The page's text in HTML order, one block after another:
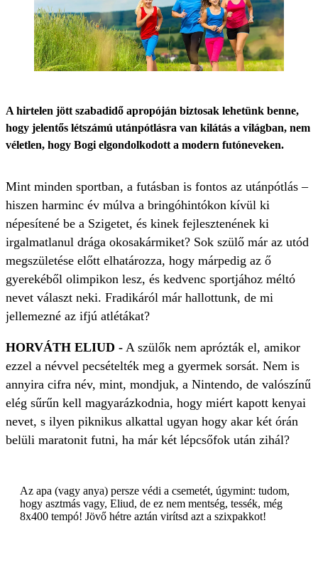
A hirtelen jött szabadidő apropóján biztosak lehetünk benne,
hogy jelentős létszámú utánpótlásra van kilátás a világban, nem
véletlen, hogy Bogi elgondolkodott a modern futóneveken.
Mint minden sportban, a futásban is fontos az utánpótlás –
hiszen harminc év múlva a bringóhintókon kívül ki
népesítené be a Szigetet, és kinek fejlesztenének ki
irgalmatlanul drága okosakármiket? Sok szülő már az utód
megszületése előtt elhatározza, hogy márpedig az ő
gyerekéből olimpikon lesz, és kedvenc sportjához méltó
nevet választ neki. Fradikáról már hallottunk, de mi
jellemezné az ifjú atlétákat?
HORVÁTH ELIUD - A szülők nem aprózták el, amikor
ezzel a névvel pecsételték meg a gyermek sorsát. Nem is
annyira cifra név, mint, mondjuk, a Nintendo, de valószínű
elég sűrűn kell magyarázkodnia, hogy miért kapott kenyai
nevet, s ilyen piknikus alkattal ugyan hogy akar két órán
belüli maratonit futni, ha már két lépcsőfok után zihál?
Az apa (vagy anya) persze védi a csemetét, úgymint: tudom,
hogy asztmás vagy, Eliud, de ez nem mentség, tessék, még
8x400 tempó! Jövő hétre aztán virítsd azt a szixpakkot!